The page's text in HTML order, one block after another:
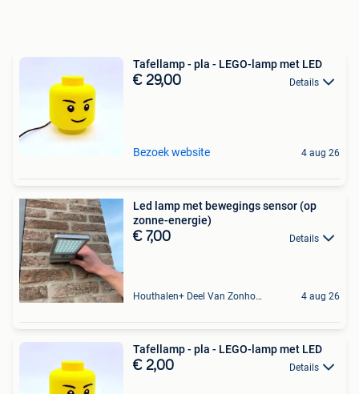
Tafellamp - pla - LEGO-lamp met LED
€ 29,00 Details
Bezoek website 4 aug 26
Led lamp met bewegings sensor (op
zonne-energie)
€ 7,00 Details
Houthalen+ Deel Van Zonhoven En Zolder 4 aug 26
Tafellamp - pla - LEGO-lamp met LED
€ 2,00 Details